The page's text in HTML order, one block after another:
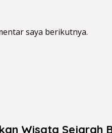
saya berikutnya.
Wisata Sejarah